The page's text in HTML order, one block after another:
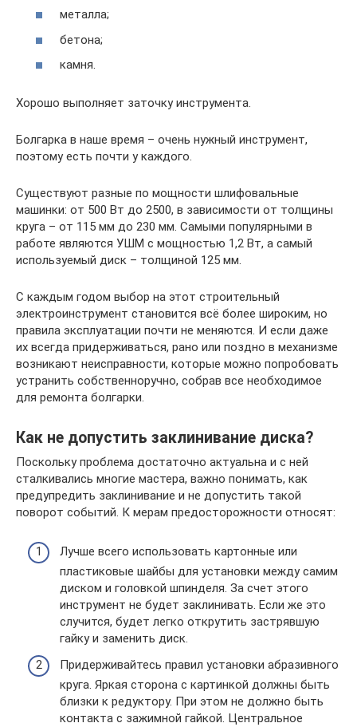
металла;
бетона;
камня.
Хорошо выполняет заточку инструмента.
Болгарка в наше время – очень нужный инструмент,
поэтому есть почти у каждого.
Существуют разные по мощности шлифовальные
машинки: от 500 Вт до 2500, в зависимости от толщины
круга – от 115 мм до 230 мм. Самыми популярными в
работе являются УШМ с мощностью 1,2 Вт, а самый
используемый диск – толщиной 125 мм.
С каждым годом выбор на этот строительный
электроинструмент становится всё более широким, но
правила эксплуатации почти не меняются. И если даже
их всегда придерживаться, рано или поздно в механизме
возникают неисправности, которые можно попробовать
устранить собственноручно, собрав все необходимое
для ремонта болгарки.
Как не допустить заклинивание диска?
Поскольку проблема достаточно актуальна и с ней
сталкивались многие мастера, важно понимать, как
предупредить заклинивание и не допустить такой
поворот событий. К мерам предосторожности относят:
Лучше всего использовать картонные или
пластиковые шайбы для установки между самим
диском и головкой шпинделя. За счет этого
инструмент не будет заклинивать. Если же это
случится, будет легко открутить застрявшую
гайку и заменить диск.
Придерживайтесь правил установки абразивного
круга. Яркая сторона с картинкой должны быть
близки к редуктору. При этом не должно быть
контакта с зажимной гайкой. Центральное